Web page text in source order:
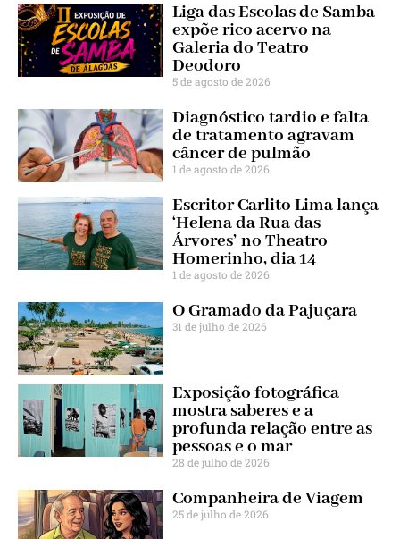
Liga das Escolas de Samba
expõe rico acervo na
Galeria do Teatro
Deodoro
5 de agosto de 2026
Diagnóstico tardio e falta
de tratamento agravam
câncer de pulmão
1 de agosto de 2026
Escritor Carlito Lima lança
‘Helena da Rua das
Árvores’ no Theatro
Homerinho, dia 14
1 de agosto de 2026
O Gramado da Pajuçara
31 de julho de 2026
Exposição fotográfica
mostra saberes e a
profunda relação entre as
pessoas e o mar
28 de julho de 2026
Companheira de Viagem
25 de julho de 2026